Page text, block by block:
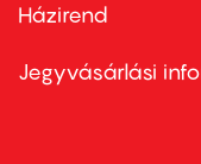
Footer
second
Házirend
Jegyvásárlási